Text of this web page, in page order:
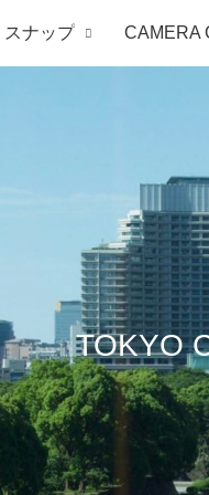
TOKYO
スナップ CAMERA